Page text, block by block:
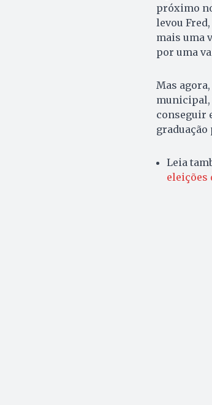
próximo
levou
mais uma
por uma
Mas
municipal,
conseguir
graduação
Leia
eleições